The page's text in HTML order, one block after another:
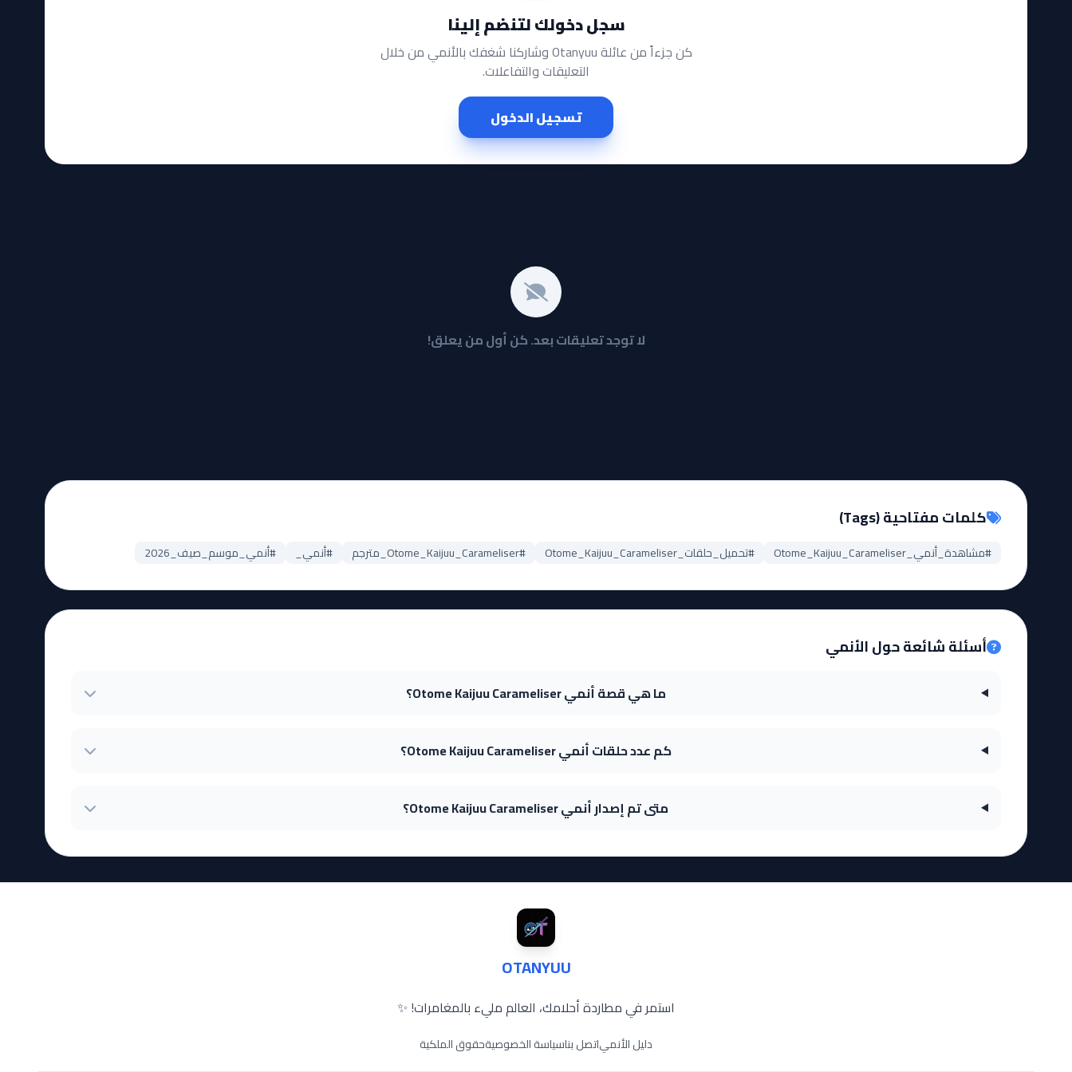
سجل دخولك لتنضم إلينا
كن جزءاً من عائلة Otanyuu وشاركنا شغفك بالأنمي من خلال
التعليقات والتفاعلات.
تسجيل الدخول
لا توجد تعليقات بعد. كن أول من يعلق!
كلمات مفتاحية (Tags)
#مشاهدة_أنمي_Otome_Kaijuu_Carameliser #تحميل_حلقات_Otome_Kaijuu_Carameliser #Otome_Kaijuu_Carameliser_مترجم #أنمي_ #أنمي_موسم_صيف_2026
أسئلة شائعة حول الأنمي
ما هي قصة أنمي Otome Kaijuu Carameliser؟
كم عدد حلقات أنمي Otome Kaijuu Carameliser؟
متى تم إصدار أنمي Otome Kaijuu Carameliser؟
OTANYUU
استمر في مطاردة أحلامك، العالم مليء بالمغامرات! ✨
دليل الأنمياتصل بناسياسة الخصوصيةحقوق الملكية